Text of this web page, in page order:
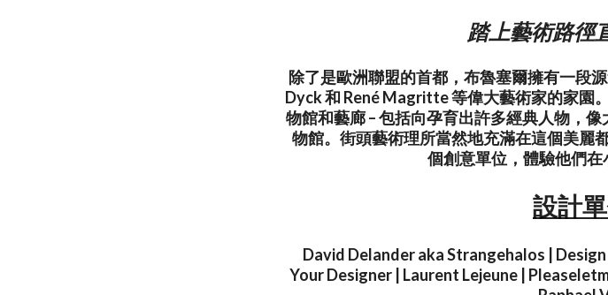
踏上藝術路徑
除了是歐洲聯盟的首都，布魯塞爾擁有一段
Dyck 和 René Magritte 等偉大藝術家的家園
物館和藝廊 – 包括向孕育出許多經典人物，
物館。街頭藝術理所當然地充滿在這個美麗
個創意單位，體驗他們在
設計單
David Delander aka Strangehalos |
Your Designer | Laurent Lejeune |